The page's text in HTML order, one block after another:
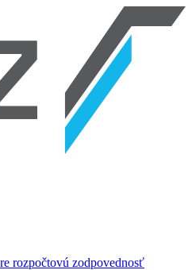
rozpočtovú zodpovednosť